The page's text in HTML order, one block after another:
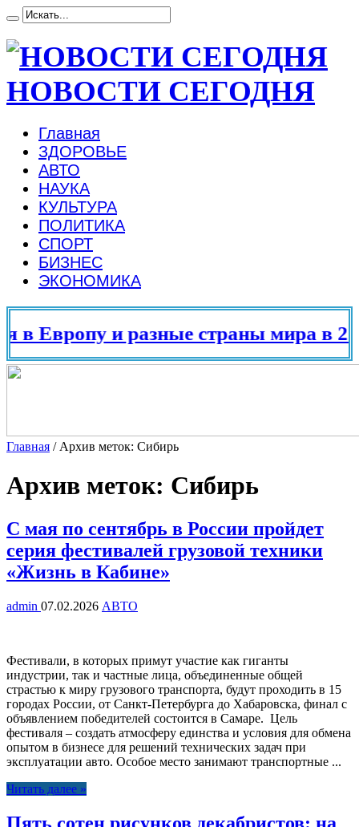
НОВОСТИ СЕГОДНЯ
Главная
ЗДОРОВЬЕ
АВТО
НАУКА
КУЛЬТУРА
ПОЛИТИКА
СПОРТ
БИЗНЕС
ЭКОНОМИКА
Европу и разные страны мира в
Главная / Архив меток: Сибирь
Архив меток: Сибирь
С мая по сентябрь в России пройдет
серия фестивалей грузовой техники
«Жизнь в Кабине»
admin 07.02.2026 АВТО
Фестивали, в которых примут участие как гиганты
индустрии, так и частные лица, объединенные общей
страстью к миру грузового транспорта, будут проходить в 15
городах России, от Санкт-Петербурга до Хабаровска, финал с
объявлением победителей состоится в Самаре. Цель
фестиваля – создать атмосферу единства и условия для обмена
опытом в бизнесе для решений технических задач при
эксплуатации авто. Особое место занимают транспортные ...
Читать далее »
Пять сотен рисунков декабристов: на